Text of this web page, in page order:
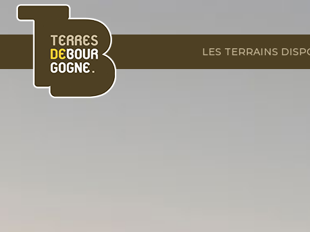
LES TERRAINS
Panneau de gestion des cookies